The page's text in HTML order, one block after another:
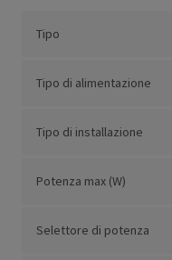
Tipo
Tipo di alimentazione
Tipo di installazione
Potenza max (W)
Selettore di potenza